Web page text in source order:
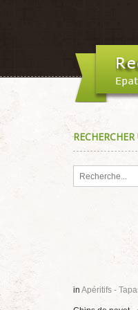
RECHERCHER
Rechercher
in Apéritifs -